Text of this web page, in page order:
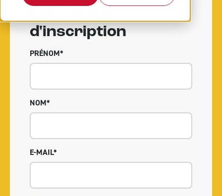
d'inscription
PRÉNOM*
NOM*
E-MAIL*